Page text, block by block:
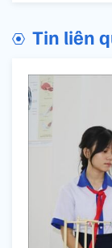
Tin liên